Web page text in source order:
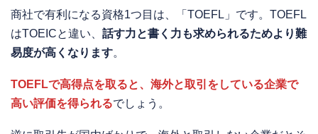
商社で有利になる資格1つ目は、「TOEFL」です。TOEFL
はTOEICと違い、 話す力と書く力も求められるためより難
易度が高くなります。
TOEFLで高得点を取ると、海外と取引をしている企業で
高い評価を得られるでしょう。